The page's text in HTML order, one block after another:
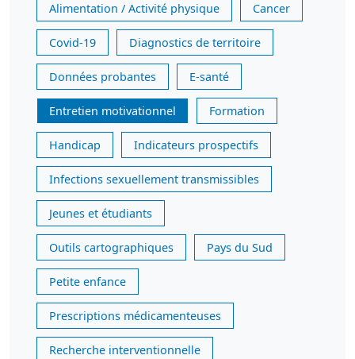
Alimentation / Activité physique Cancer
Covid-19 Diagnostics de territoire
Données probantes E-santé
Entretien motivationnel Formation
Handicap Indicateurs prospectifs
Infections sexuellement transmissibles
Jeunes et étudiants
Outils cartographiques Pays du Sud
Petite enfance
Prescriptions médicamenteuses
Recherche interventionnelle